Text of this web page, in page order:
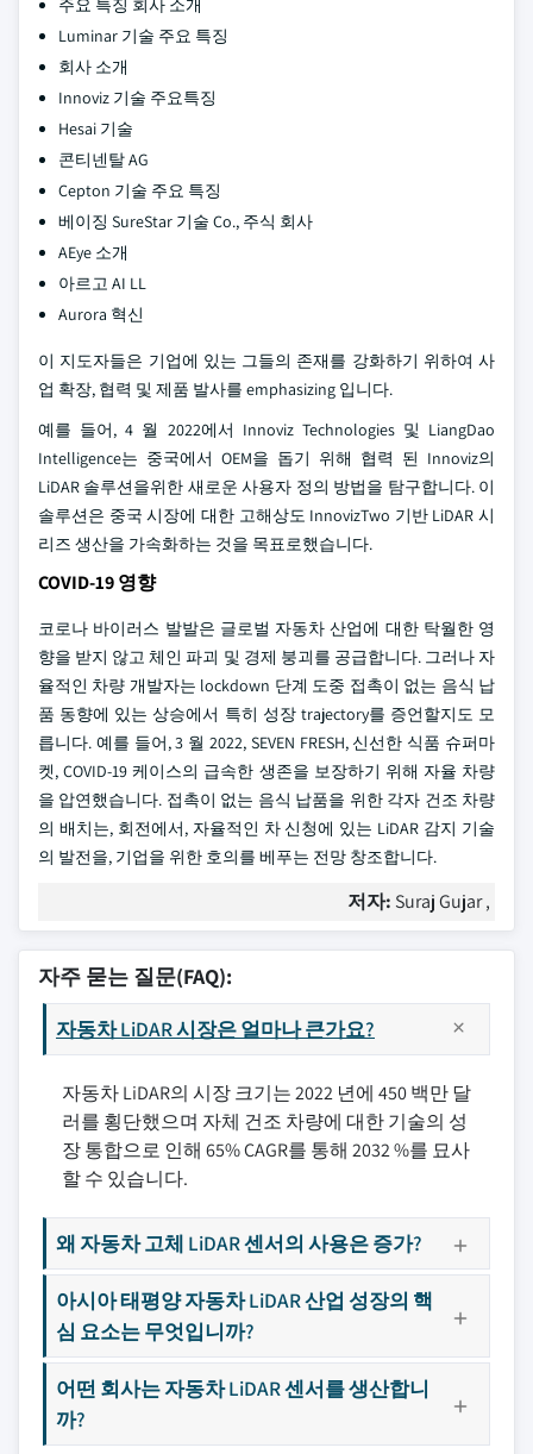
주요 특징 회사 소개
Luminar 기술 주요 특징
회사 소개
Innoviz 기술 주요특징
Hesai 기술
콘티넨탈 AG
Cepton 기술 주요 특징
베이징 SureStar 기술 Co., 주식 회사
AEye 소개
아르고 AI LL
Aurora 혁신
이 지도자들은 기업에 있는 그들의 존재를 강화하기 위하여 사
업 확장, 협력 및 제품 발사를 emphasizing 입니다.
예를 들어, 4 월 2022에서 Innoviz Technologies 및 LiangDao
Intelligence는 중국에서 OEM을 돕기 위해 협력 된 Innoviz의
LiDAR 솔루션을위한 새로운 사용자 정의 방법을 탐구합니다. 이
솔루션은 중국 시장에 대한 고해상도 InnovizTwo 기반 LiDAR 시
리즈 생산을 가속화하는 것을 목표로했습니다.
COVID-19 영향
코로나 바이러스 발발은 글로벌 자동차 산업에 대한 탁월한 영
향을 받지 않고 체인 파괴 및 경제 붕괴를 공급합니다. 그러나 자
율적인 차량 개발자는 lockdown 단계 도중 접촉이 없는 음식 납
품 동향에 있는 상승에서 특히 성장 trajectory를 증언할지도 모
릅니다. 예를 들어, 3 월 2022, SEVEN FRESH, 신선한 식품 슈퍼마
켓, COVID-19 케이스의 급속한 생존을 보장하기 위해 자율 차량
을 압연했습니다. 접촉이 없는 음식 납품을 위한 각자 건조 차량
의 배치는, 회전에서, 자율적인 차 신청에 있는 LiDAR 감지 기술
의 발전을, 기업을 위한 호의를 베푸는 전망 창조합니다.
저자: Suraj Gujar ,
자주 묻는 질문(FAQ):
자동차 LiDAR 시장은 얼마나 큰가요?
자동차 LiDAR의 시장 크기는 2022 년에 450 백만 달
러를 횡단했으며 자체 건조 차량에 대한 기술의 성
장 통합으로 인해 65% CAGR를 통해 2032 %를 묘사
할 수 있습니다.
왜 자동차 고체 LiDAR 센서의 사용은 증가?
아시아 태평양 자동차 LiDAR 산업 성장의 핵
심 요소는 무엇입니까?
어떤 회사는 자동차 LiDAR 센서를 생산합니
까?